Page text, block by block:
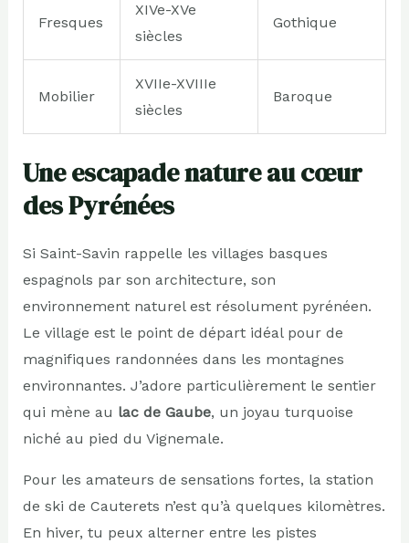
Fresques
XIVe-XVe
siècles
Gothique
Mobilier
XVIIe-XVIIIe
siècles
Baroque
Une escapade nature au cœur
des Pyrénées
Si Saint-Savin rappelle les villages basques
espagnols par son architecture, son
environnement naturel est résolument pyrénéen.
Le village est le point de départ idéal pour de
magnifiques randonnées dans les montagnes
environnantes. J’adore particulièrement le sentier
qui mène au lac de Gaube, un joyau turquoise
niché au pied du Vignemale.
Pour les amateurs de sensations fortes, la station
de ski de Cauterets n’est qu’à quelques kilomètres.
En hiver, tu peux alterner entre les pistes